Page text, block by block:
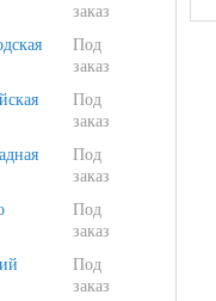
заказ
Под
заказ
Под
заказ
Под
заказ
Под
заказ
Под
заказ